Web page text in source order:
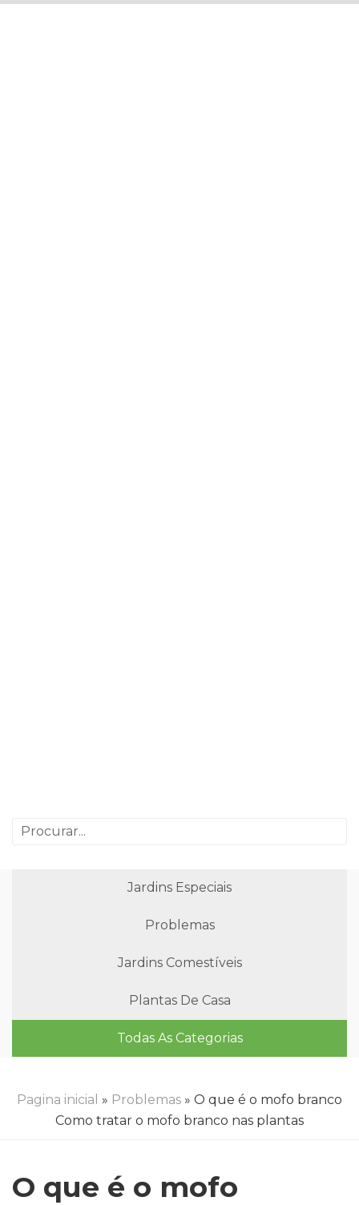
Jardins Especiais
Problemas
Jardins Comestíveis
Plantas De Casa
Todas As Categorias
Pagina inicial » Problemas » O que é o mofo branco
Como tratar o mofo branco nas plantas
O que é o mofo